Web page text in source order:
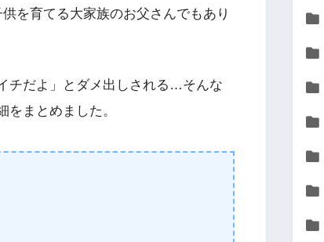
を育てる大家族のお父さんでもあり
チだよ」とダメ出しされる…そんな
まとめました。